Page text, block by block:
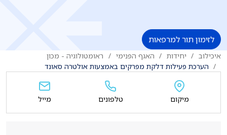
לזימון תור למרפאות
איכילוב יחידות האגף הפנימי
ראומטולוגיה - מכון
הערכת פעילות דלקת מפרקים באמצעות אולטרה סאונד
מיקום טלפונים מייל